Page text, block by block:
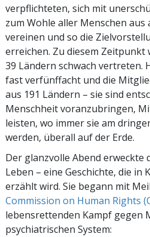
verpflichteten, sich mit
zum Wohle aller Menschen aus
vereinen und so die
erreichen. Zu diesem Zeitpunkt
39 Ländern schwach vertreten.
fast verfünffacht und die
aus 191 Ländern – sie sind
Menschheit voranzubringen,
leisten, wo immer sie am
werden, überall auf der Erde.
Der glanzvolle Abend erweckte
Leben – eine Geschichte, die in
erzählt wird. Sie begann mit
Commission on Human Rights
lebensrettenden Kampf gegen
psychiatrischen System: